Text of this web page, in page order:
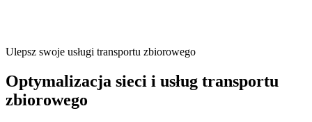
Ulepsz swoje usługi transportu zbiorowego
Optymalizacja sieci i usług transportu
zbiorowego